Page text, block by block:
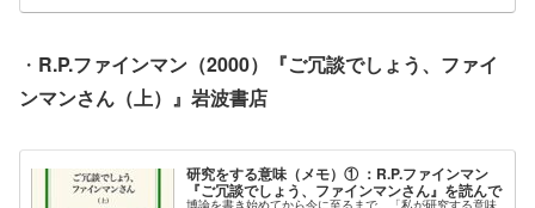
・ R.P.ファインマン（2000）『ご冗談でしょう、ファイ
ンマンさん（上）』岩波書店
研究をする意味（メモ）① ：R.P.ファインマン
『ご冗談でしょう、ファインマンさん』を読んで
博論を書き始めてから今に至るまで、「私が研究する意味